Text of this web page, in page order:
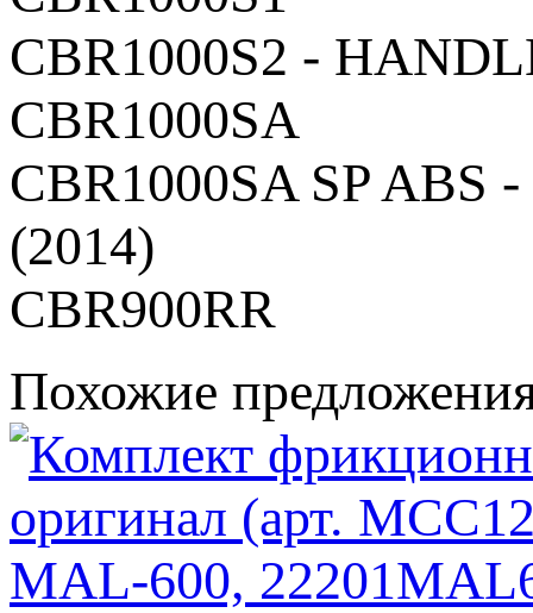
CBR1000S2 -
CBR1000SA
CBR1000SA SP
(2014)
CBR900RR
Похожие